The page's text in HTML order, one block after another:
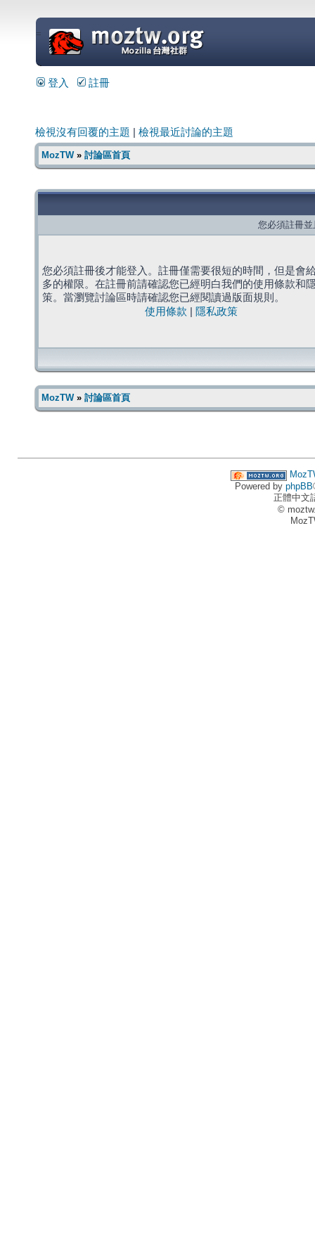
=
登入 註冊
檢視沒有回覆的主題 檢視最近討論的主題
MozTW» 討論區首頁
您必須註冊
您必須註冊後才能登入。註冊僅需要很短的時間，但是會
多的權限。在註冊前請確認您已經明白我們的使用條款和
策。當瀏覽討論區時請確認您已經閱讀過版面規則。
使用條款
隱私政策
MozTW» 討論區首頁
Powered by phpBB
正體中文
©